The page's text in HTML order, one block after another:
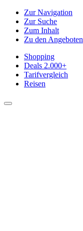
Zur Navigation
Zur Suche
Zum Inhalt
Zu den Angeboten
Shopping
Deals 2.000+
Tarifvergleich
Reisen